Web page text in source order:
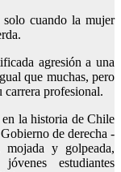
cuando la mujer
agresión a una
que muchas, pero
carrera profesional.
la historia de Chile
de derecha -
y golpeada,
estudiantes